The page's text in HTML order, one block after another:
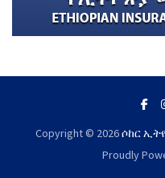
Copyright © 2026ሶከር
Proudly